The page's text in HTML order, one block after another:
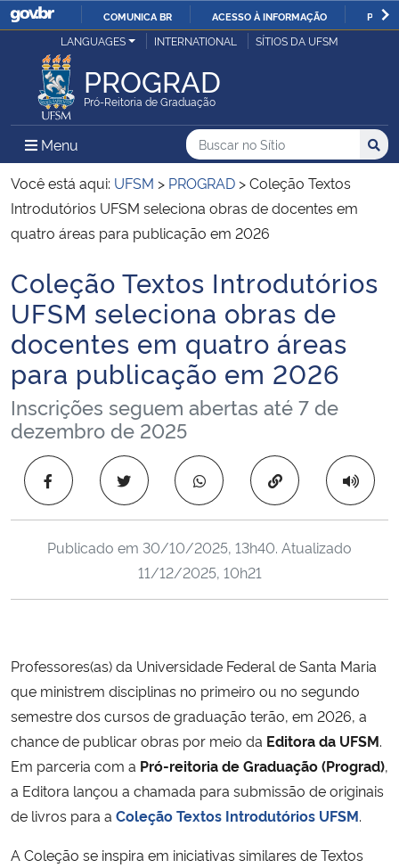
IR
O
COMUNICA BR ACESSO À INFORMAÇÃO
Ministério da Justiça e Segurança Pública
Ministério da Defesa
Ministério das Relações Exteriores
Ministério da Economia
Ministério da Infraestrutura
Ministério da Agricultura, Pecuária e Abastecimento
Ministério da Educação
Ministério da Cidadania
Ministério da Saúde
Ministério de Minas e Energia
Ministério da Ciência, Tecnologia, Inovações e Comunicações
Ministério do Meio Ambiente
Ministério do Desenvolvimento Regional
Controladoria-Geral da União
Ministério da Mulher, da Família e dos Direitos Humanos
LANGUAGES INTERNATIONAL SÍTIOS DA UFSM
PROGRAD
Pró-Reitoria de Graduação
Menu Menu Principal do Sítio
Busca
Buscar no no Sítio
Busca:
Você está aqui: UFSM > PROGRAD >Coleção Textos
Introdutórios UFSM seleciona obras de docentes em
quatro áreas para publicação em 2026
Início do conteúdo
Coleção Textos Introdutórios
UFSM seleciona obras de
docentes em quatro áreas
para publicação em 2026
Inscrições seguem abertas até 7 de
dezembro de 2025
Copiar para área
Publicado em 30/10/2025, 13h40. Atualizado
11/12/2025, 10h21
Professores(as) da Universidade Federal de Santa Maria
que ministrem disciplinas no primeiro ou no segundo
semestre dos cursos de graduação terão, em 2026, a
chance de publicar obras por meio da Editora da UFSM.
Em parceria com a Pró-reitoria de Graduação (Prograd),
a Editora lançou a chamada para submissão de originais
de livros para a Coleção Textos Introdutórios UFSM.
A Coleção se inspira em iniciativas similares de Textos